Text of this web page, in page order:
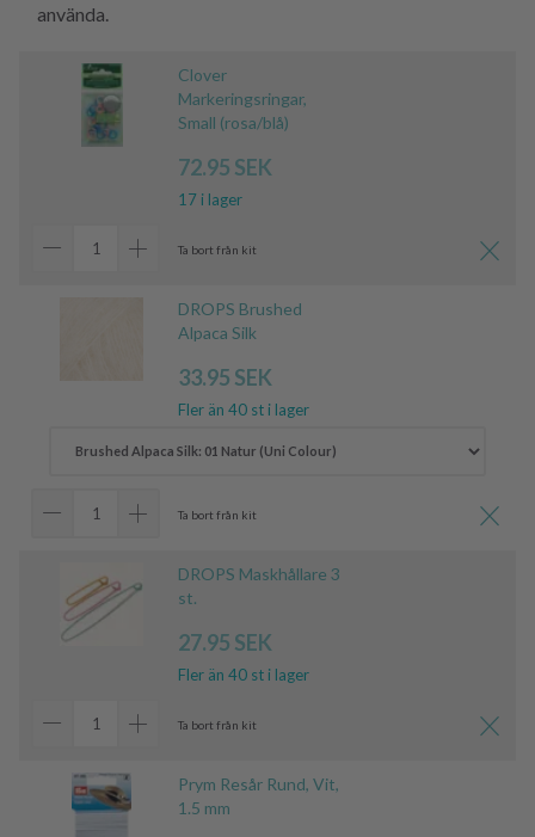
använda.
Clover
Markeringsringar,
Small (rosa/blå)
72.95 SEK
17 i lager
Ta bort från kit
DROPS Brushed
Alpaca Silk
33.95 SEK
Fler än 40 st i lager
Ta bort från kit
DROPS Maskhållare 3
st.
27.95 SEK
Fler än 40 st i lager
Ta bort från kit
Prym Resår Rund, Vit,
1.5 mm